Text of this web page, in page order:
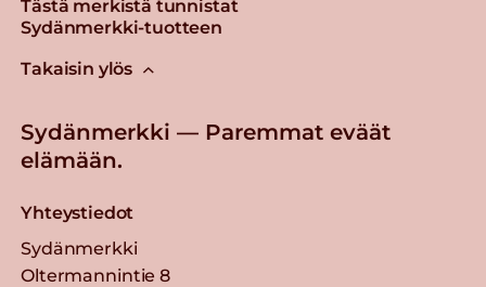
Tästä merkistä tunnistat
Sydänmerkki-tuotteen
Takaisin ylös
Sydänmerkki — Paremmat eväät
elämään.
Yhteystiedot
Sydänmerkki
Oltermannintie 8